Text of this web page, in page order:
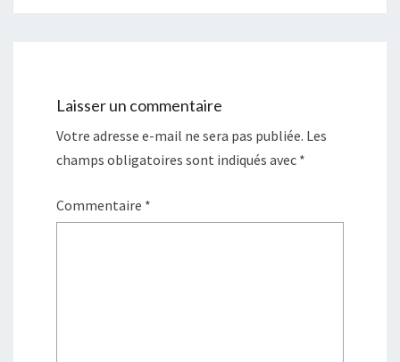
Laisser un commentaire
Votre adresse e-mail ne sera pas publiée. Les
champs obligatoires sont indiqués avec *
Commentaire *